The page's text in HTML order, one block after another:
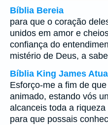
Bíblia Bereia
para que o coração
unidos em amor e
confiança do
mistério de Deus, a
Bíblia King James
Esforço-me a fim de
animado, estando vós
alcanceis toda a
para que possais